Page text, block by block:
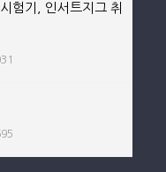
험기, 인서트지그 취